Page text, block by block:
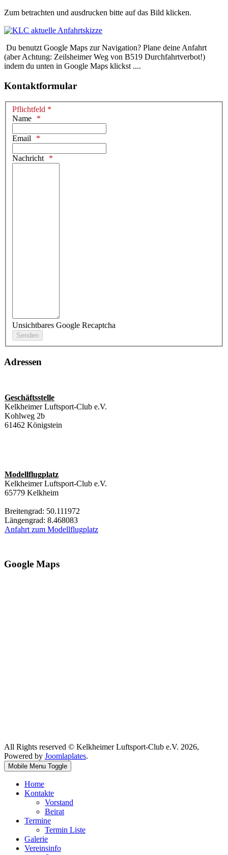
Zum betrachten und ausdrucken bitte auf das Bild klicken.
Du benutzt Google Maps zur Navigation? Plane deine Anfahrt
(aber Achtung: Zeilsheimer Weg von B519 Durchfahrtverbot!)
indem du unten in Google Maps klickst ....
Kontaktformular
Pflichtfeld *
Name
Email
Nachricht
Unsichtbares Google Recaptcha
Adressen
Geschäftsstelle
Kelkheimer Luftsport-Club e.V.
Kohlweg 2b
61462 Königstein
Modellflugplatz
Kelkheimer Luftsport-Club e.V.
65779 Kelkheim
Breitengrad: 50.111972
Längengrad: 8.468083
Anfahrt zum Modellflugplatz
Google Maps
All Rights reserved © Kelkheimer Luftsport-Club e.V. 2026,
Powered by Joomlaplates.
Mobile Menu Toggle
Home
Kontakte
Vorstand
Beirat
Termine
Termin Liste
Galerie
Vereinsinfo